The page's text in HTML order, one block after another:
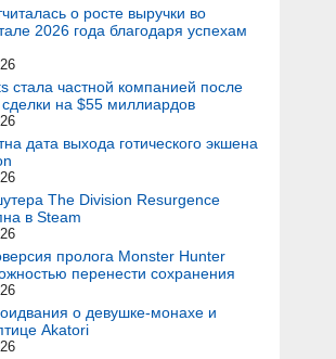
о росте выручки во
2026 года благодаря успехам
стала частной компанией после
на $55 миллиардов
дата выхода готического экшена
The Division Resurgence
в Steam
пролога Monster Hunter
перенести сохранения
о девушке-монахе и
Akatori